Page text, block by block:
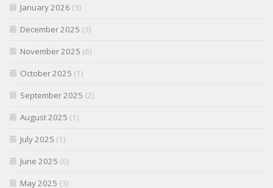
January 2026 (3)
December 2025 (3)
November 2025 (6)
October 2025 (1)
September 2025 (2)
August 2025 (1)
July 2025 (1)
June 2025 (6)
May 2025 (3)